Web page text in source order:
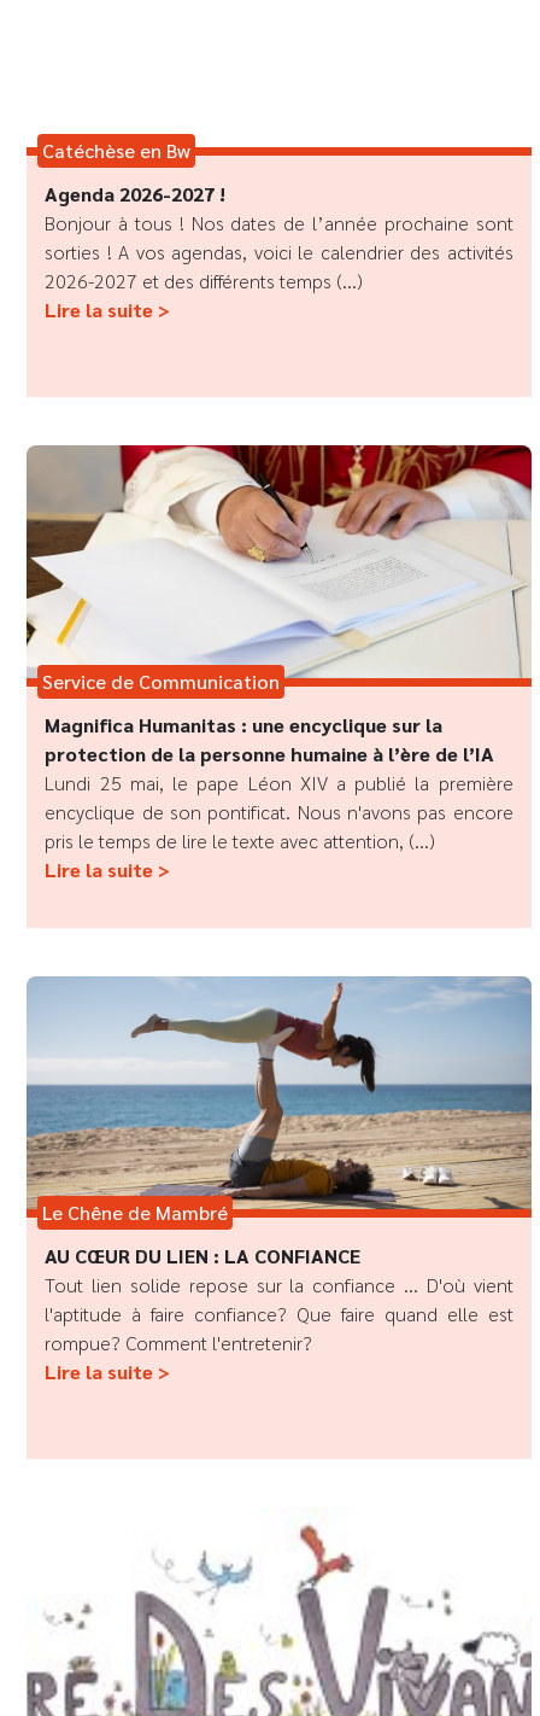
Catéchèse en Bw
Agenda 2026-2027 !
Bonjour à tous ! Nos dates de l’année prochaine sont
sorties ! A vos agendas, voici le calendrier des activités
2026-2027 et des différents temps (...)
Lire la suite >
Service de Communication
Magnifica Humanitas : une encyclique sur la
protection de la personne humaine à l’ère de l’IA
Lundi 25 mai, le pape Léon XIV a publié la première
encyclique de son pontificat. Nous n'avons pas encore
pris le temps de lire le texte avec attention, (...)
Lire la suite >
Le Chêne de Mambré
AU CŒUR DU LIEN : LA CONFIANCE
Tout lien solide repose sur la confiance ... D'où vient
l'aptitude à faire confiance? Que faire quand elle est
rompue? Comment l'entretenir?
Lire la suite >